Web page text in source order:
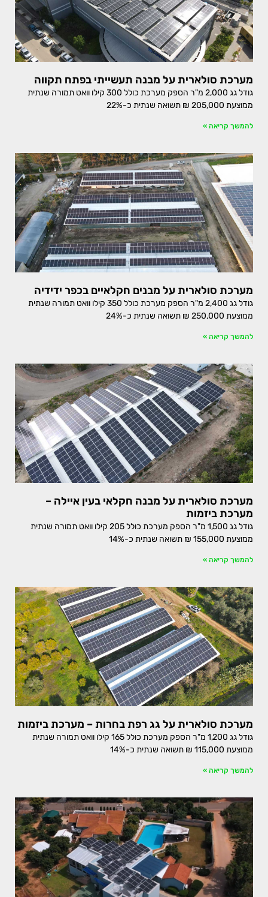
מערכת סולארית על מבנה תעשייתי בפתח תקווה
גודל גג 2,000 מ"ר הספק מערכת כולל 300 קילו וואט תמורה שנתית
ממוצעת 205,000 ₪ תשואה שנתית כ-22%
להמשך קריאה »
מערכת סולארית על מבנים חקלאיים בכפר ידידיה
גודל גג 2,400 מ"ר הספק מערכת כולל 350 קילו וואט תמורה שנתית
ממוצעת 250,000 ₪ תשואה שנתית כ-24%
להמשך קריאה »
מערכת סולארית על מבנה חקלאי בעין איילה –
מערכת ביזמות
גודל גג 1,500 מ"ר הספק מערכת כולל 205 קילו וואט תמורה שנתית
ממוצעת 155,000 ₪ תשואה שנתית כ-14%
להמשך קריאה »
מערכת סולארית על גג רפת בחרות – מערכת ביזמות
גודל גג 1,200 מ"ר הספק מערכת כולל 165 קילו וואט תמורה שנתית
ממוצעת 115,000 ₪ תשואה שנתית כ-14%
להמשך קריאה »